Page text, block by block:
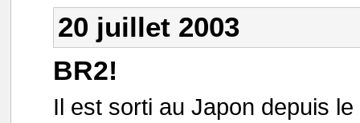
20 juillet 2003
BR2!
Il est sorti au Japon depuis